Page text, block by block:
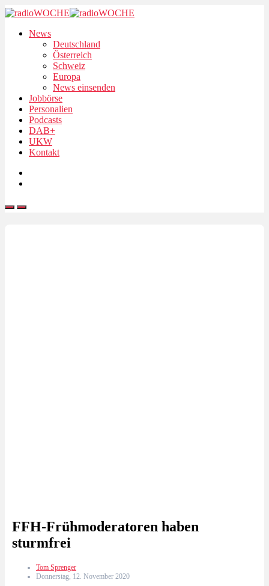
News
Deutschland
Österreich
Schweiz
Europa
News einsenden
Jobbörse
Personalien
Podcasts
DAB+
UKW
Kontakt
FFH-Frühmoderatoren haben
sturmfrei
Tom Sprenger
Donnerstag, 12. November 2020